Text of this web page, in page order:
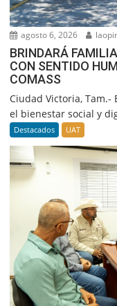
agosto 6, 2026
BRINDARÁ
CON SENTIDO
COMASS
Ciudad Victoria,
el bienestar social y
Destacados UAT